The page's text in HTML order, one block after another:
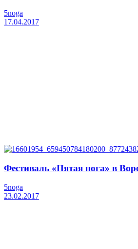
5noga
17.04.2017
Фестиваль «Пятая нога» в
5noga
23.02.2017